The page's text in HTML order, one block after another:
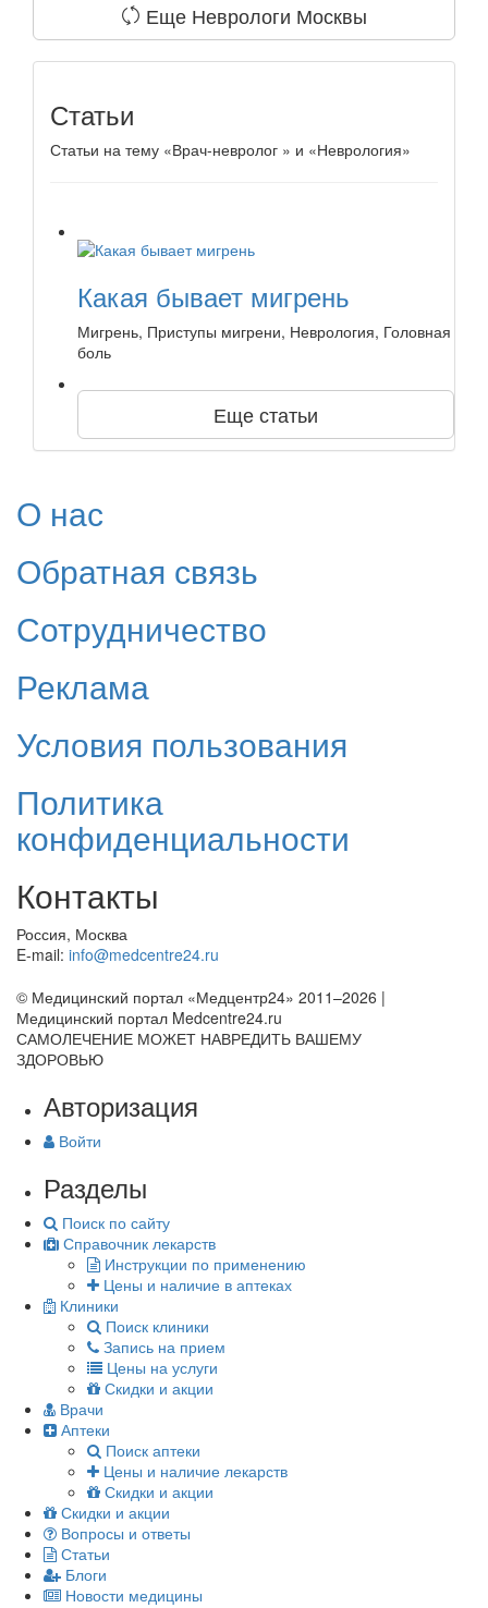
Еще Неврологи Москвы
Статьи
Статьи на тему «Врач-невролог » и «Неврология»
Какая бывает мигрень
Мигрень, Приступы мигрени, Неврология, Головная
боль
Еще статьи
О нас
Обратная связь
Сотрудничество
Реклама
Условия пользования
Политика
конфиденциальности
Контакты
Россия, Москва
E-mail: info@medcentre24.ru
© Медицинский портал «Медцентр24» 2011–2026 |
Медицинский портал Medcentre24.ru
САМОЛЕЧЕНИЕ МОЖЕТ НАВРЕДИТЬ ВАШЕМУ
ЗДОРОВЬЮ
Авторизация
Войти
Разделы
Поиск по сайту
Справочник лекарств
Инструкции по применению
Цены и наличие в аптеках
Клиники
Поиск клиники
Запись на прием
Цены на услуги
Скидки и акции
Врачи
Аптеки
Поиск аптеки
Цены и наличие лекарств
Скидки и акции
Скидки и акции
Вопросы и ответы
Статьи
Блоги
Новости медицины